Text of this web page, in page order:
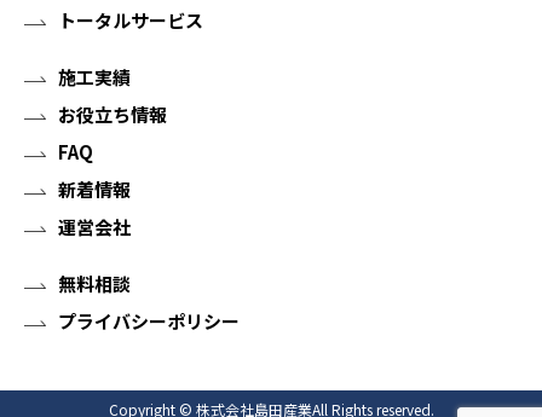
トータルサービス
施工実績
お役立ち情報
FAQ
新着情報
運営会社
無料相談
プライバシーポリシー
Copyright © 株式会社島田産業All Rights reserved.